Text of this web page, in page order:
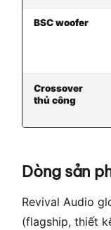
BSC woofer
Crossover
thủ công
Dòng sản
Revival Audio
(flagship, thiết